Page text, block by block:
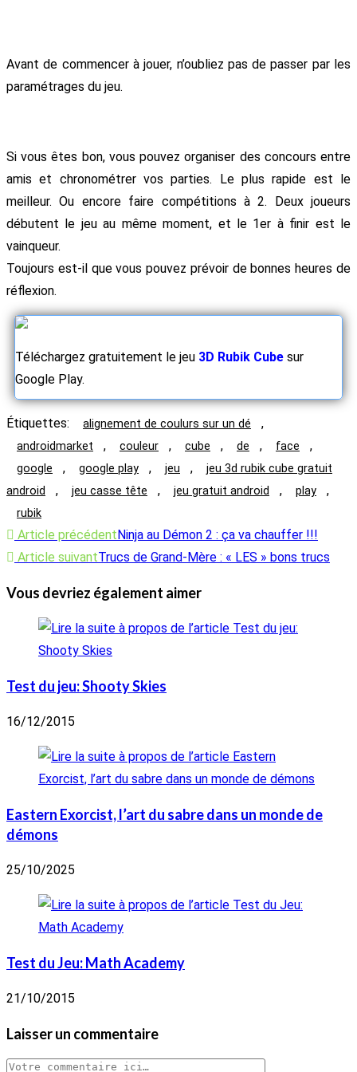
Avant de commencer à jouer, n’oubliez pas de passer par les
paramétrages du jeu.
Si vous êtes bon, vous pouvez organiser des concours entre
amis et chronométrer vos parties. Le plus rapide est le
meilleur. Ou encore faire compétitions à 2. Deux joueurs
débutent le jeu au même moment, et le 1er à finir est le
vainqueur.
Toujours est-il que vous pouvez prévoir de bonnes heures de
réflexion.
Téléchargez gratuitement le jeu 3D Rubik Cube sur
Google Play.
Étiquettes: alignement de coulurs sur un dé ,
androidmarket , couleur , cube , de , face ,
google , google play , jeu ,
jeu 3d rubik cube gratuit
android
, jeu casse tête , jeu gratuit android , play ,
rubik
Read
more
Article précédentNinja au Démon 2 : ça va chauffer !!!
Article suivantTrucs de Grand-Mère : « LES » bons trucs
Vous devriez également aimer
Test du jeu: Shooty Skies
16/12/2015
Eastern Exorcist, l’art du sabre dans un monde de
démons
25/10/2025
Test du Jeu: Math Academy
21/10/2015
Laisser un commentaire
Comment